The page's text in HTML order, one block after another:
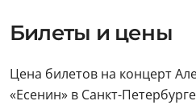
Билеты и цены
Цена билетов на концерт
«Есенин» в Санкт-